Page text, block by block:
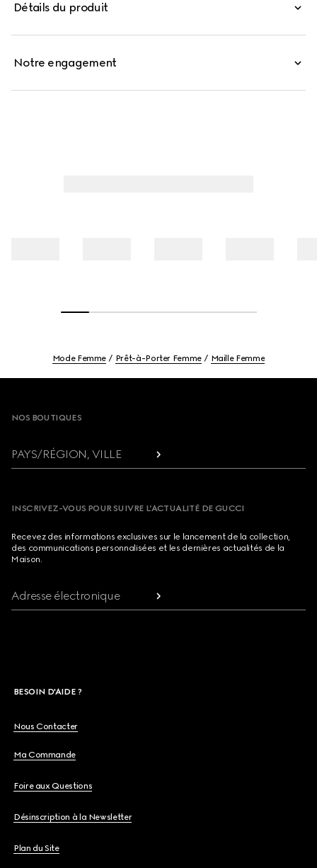
tressé fin, ce haut à col en V est agrémenté d'un bord
Détails du produit
Notre engagement
Mode Femme Prêt-à-Porter Femme Maille Femme
NOS BOUTIQUES
PAYS/RÉGION, VILLE
INSCRIVEZ-VOUS POUR SUIVRE L’ACTUALITÉ DE GUCCI
Recevez des informations exclusives sur le lancement de la collection,
des communications personnalisées et les dernières actualités de la
Maison.
Adresse électronique
BESOIN D'AIDE ?
Nous Contacter
Ma Commande
Foire aux Questions
Désinscription à la Newsletter
Plan du Site